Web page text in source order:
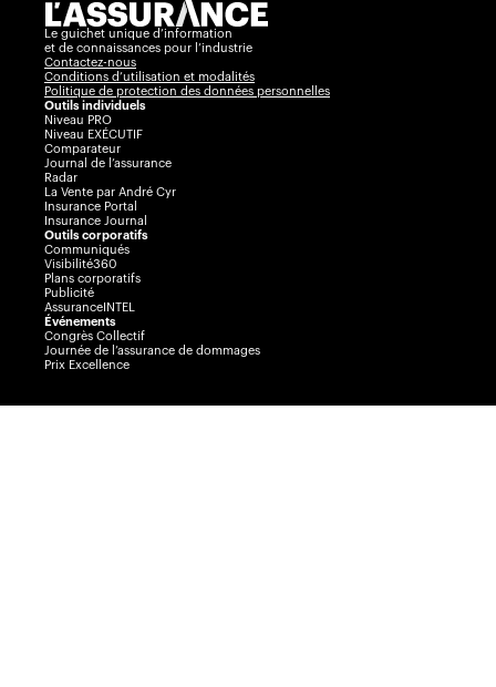
Le guichet unique d’information
et de connaissances pour l’industrie
Contactez-nous
Conditions d’utilisation et modalités
Politique de protection des données personnelles
Outils individuels
Niveau PRO
Niveau EXÉCUTIF
Comparateur
Journal de l’assurance
Radar
La Vente par André Cyr
Insurance Portal
Insurance Journal
Outils corporatifs
Communiqués
Visibilité360
Plans corporatifs
Publicité
AssuranceINTEL
Événements
Congrès Collectif
Journée de l’assurance de dommages
Prix Excellence